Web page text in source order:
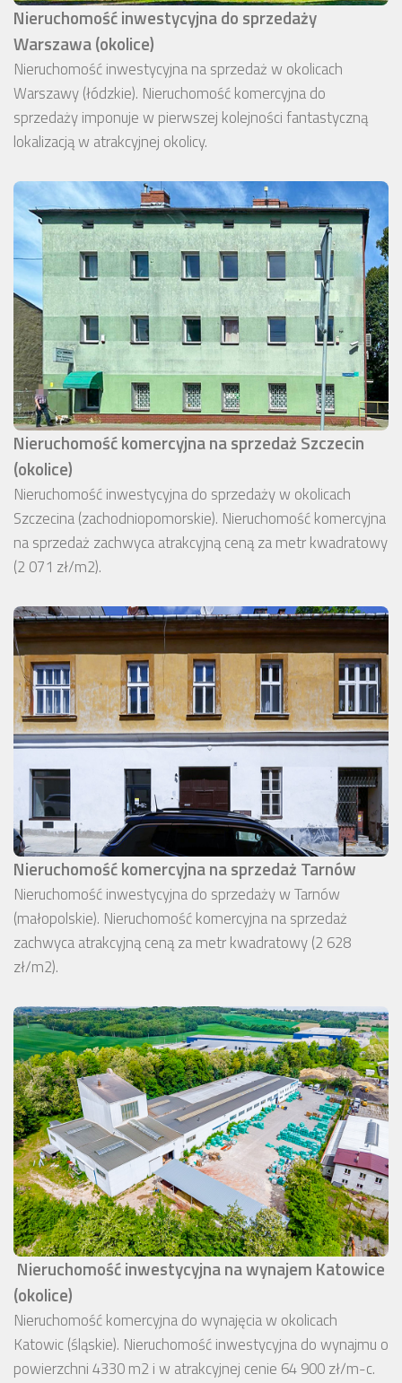
Nieruchomość inwestycyjna do sprzedaży
Warszawa (okolice)
Nieruchomość inwestycyjna na sprzedaż w okolicach
Warszawy (łódzkie). Nieruchomość komercyjna do
sprzedaży imponuje w pierwszej kolejności fantastyczną
lokalizacją w atrakcyjnej okolicy.
Nieruchomość komercyjna na sprzedaż Szczecin
(okolice)
Nieruchomość inwestycyjna do sprzedaży w okolicach
Szczecina (zachodniopomorskie). Nieruchomość komercyjna
na sprzedaż zachwyca atrakcyjną ceną za metr kwadratowy
(2 071 zł/m2).
Nieruchomość komercyjna na sprzedaż Tarnów
Nieruchomość inwestycyjna do sprzedaży w Tarnów
(małopolskie). Nieruchomość komercyjna na sprzedaż
zachwyca atrakcyjną ceną za metr kwadratowy (2 628
zł/m2).
Nieruchomość inwestycyjna na wynajem Katowice
(okolice)
Nieruchomość komercyjna do wynajęcia w okolicach
Katowic (śląskie). Nieruchomość inwestycyjna do wynajmu o
powierzchni 4330 m2 i w atrakcyjnej cenie 64 900 zł/m-c.